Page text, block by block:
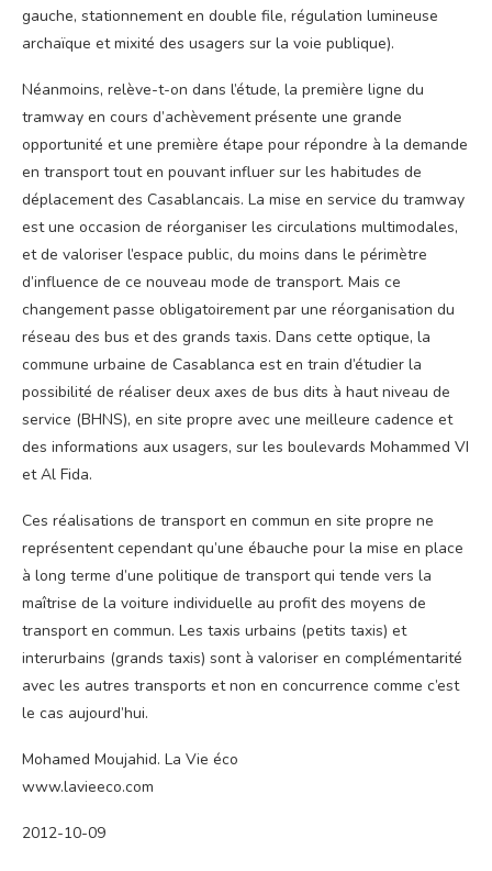
gauche, stationnement en double file, régulation lumineuse
archaïque et mixité des usagers sur la voie publique).
Néanmoins, relève-t-on dans l’étude, la première ligne du
tramway en cours d’achèvement présente une grande
opportunité et une première étape pour répondre à la demande
en transport tout en pouvant influer sur les habitudes de
déplacement des Casablancais. La mise en service du tramway
est une occasion de réorganiser les circulations multimodales,
et de valoriser l’espace public, du moins dans le périmètre
d’influence de ce nouveau mode de transport. Mais ce
changement passe obligatoirement par une réorganisation du
réseau des bus et des grands taxis. Dans cette optique, la
commune urbaine de Casablanca est en train d’étudier la
possibilité de réaliser deux axes de bus dits à haut niveau de
service (BHNS), en site propre avec une meilleure cadence et
des informations aux usagers, sur les boulevards Mohammed VI
et Al Fida.
Ces réalisations de transport en commun en site propre ne
représentent cependant qu’une ébauche pour la mise en place
à long terme d’une politique de transport qui tende vers la
maîtrise de la voiture individuelle au profit des moyens de
transport en commun. Les taxis urbains (petits taxis) et
interurbains (grands taxis) sont à valoriser en complémentarité
avec les autres transports et non en concurrence comme c’est
le cas aujourd’hui.
Mohamed Moujahid. La Vie éco
www.lavieeco.com
2012-10-09